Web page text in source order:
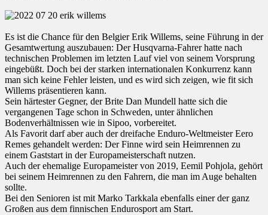
Es ist die Chance für den Belgier Erik Willems, seine Führung in der
Gesamtwertung auszubauen: Der Husqvarna-Fahrer hatte nach
technischen Problemen im letzten Lauf viel von seinem Vorsprung
eingebüßt. Doch bei der starken internationalen Konkurrenz kann
man sich keine Fehler leisten, und es wird sich zeigen, wie fit sich
Willems präsentieren kann.
Sein härtester Gegner, der Brite Dan Mundell hatte sich die
vergangenen Tage schon in Schweden, unter ähnlichen
Bodenverhältnissen wie in Sipoo, vorbereitet.
Als Favorit darf aber auch der dreifache Enduro-Weltmeister Eero
Remes gehandelt werden: Der Finne wird sein Heimrennen zu
einem Gaststart in der Europameisterschaft nutzen.
Auch der ehemalige Europameister von 2019, Eemil Pohjola, gehört
bei seinem Heimrennen zu den Fahrern, die man im Auge behalten
sollte.
Bei den Senioren ist mit Marko Tarkkala ebenfalls einer der ganz
Großen aus dem finnischen Endurosport am Start.